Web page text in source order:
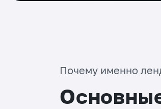
Почему именно